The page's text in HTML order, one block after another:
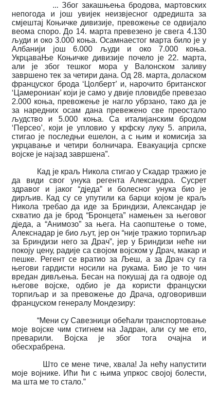
... Због закашњења бродова, мартовских
непогода и још увијек неизвјесног одредишта за
смјештај Коњичке дивизије, превожење се одвијало
веома споро. До 14. марта превезено је свега 4.130
људи и око 3.000 коња. Осамнаестог марта било је у
Албанији још 6.000 људи и око 7.000 коња.
УкрцаваЊе Коњичке дивизије почело је 22. марта,
али је због тешког мора у Валонском заливу
завршено тек за четири дана. Од 28. марта, доласком
француског брода ‘Цолберт’ и, нарочито британског
‘Цамерониан’ који је само у двије пловидбе превезао
2.000 коња, превожење је нагло убрзано, тако да је
за наредних осам дана превежено све преостало
људство и 5.000 коња. Са италијанским бродом
‘Персео’, који је упловио у крфску луку 5. априла,
стигао је последњи ешелон, а с њим и комисија за
укрцавање и четири болничара. Евакуација српске
војске је најзад завршена”.
Кад је краљ Никола стигао у Скадар тражио је
да види свог унука регента Александра. Сусрет
здравог и јаког “дједа” и болесног унука био је
дирљив. Кад су се упутили ка барци којом је краљ
Никола требао да иде за Бриндизи, Александар је
схватио да је брод “Бронцета” намењен за његовог
дједа, а “Анимозо” за њега. На саопштење о томе,
Алекснадар је био љут, јер он “није тражио торпиљар
за Бриндизи него за Драч”, јер у Бриндизи неће ни
покоју цену, радије са својом војском у Драч, макар и
пешке. Регент се вратио за Љеш, а за Драч су га
његови гардисти носили на рукама. Био је то чин
вредан дивљења. Бесан на покушај да га одвоје од
његове војске, одбио је да користи француски
торпиљар и за превожење до Драча, одговоривши
француском генералу Мондезиру:
“Мени су Савезници обећали транспортовање
моје војске чим стигнем на Јадран, али су ме ето,
преварили. Војска је због тога очајна и
обесхрабрена.
Што се мене тиче, хвала! Ја нећу напустити
моје војнике. Ићи ћи с њима упркос својој болести,
ма шта ме то стало.”